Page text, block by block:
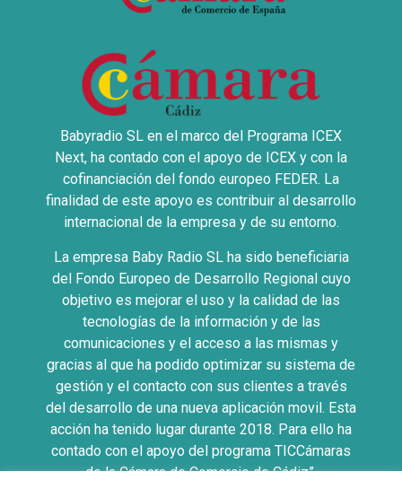
Babyradio SL en el marco del Programa ICEX
Next, ha contado con el apoyo de ICEX y con la
cofinanciación del fondo europeo FEDER. La
finalidad de este apoyo es contribuir al desarrollo
internacional de la empresa y de su entorno.
La empresa Baby Radio SL ha sido beneficiaria
del Fondo Europeo de Desarrollo Regional cuyo
objetivo es mejorar el uso y la calidad de las
tecnologías de la información y de las
comunicaciones y el acceso a las mismas y
gracias al que ha podido optimizar su sistema de
gestión y el contacto con sus clientes a través
del desarrollo de una nueva aplicación movil. Esta
acción ha tenido lugar durante 2018. Para ello ha
contado con el apoyo del programa TICCámaras
de la Cámara de Comercio de Cádiz”.